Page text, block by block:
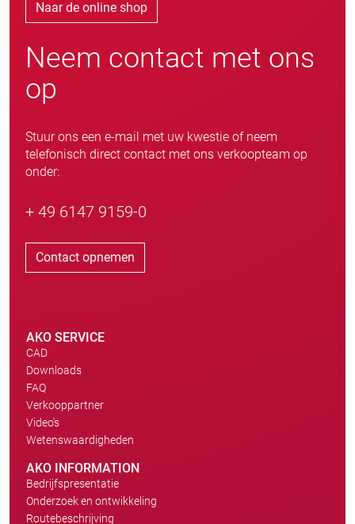
Naar de online shop
Neem contact met ons
op
Stuur ons een e-mail met uw kwestie of neem
telefonisch direct contact met ons verkoopteam op
onder:
+ 49 6147 9159-0
Contact opnemen
AKO SERVICE
CAD
Downloads
FAQ
Verkooppartner
Video's
Wetenswaardigheden
AKO INFORMATION
Bedrijfspresentatie
Onderzoek en ontwikkeling
Routebeschrijving